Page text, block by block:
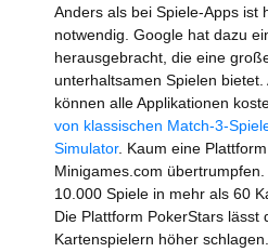
Anders als bei Spiele-Apps ist
notwendig. Google hat dazu
herausgebracht, die eine
unterhaltsamen Spielen
können alle Applikationen
von klassischen Match-3-
Simulator. Kaum eine
Minigames.com
10.000 Spiele in mehr als 60
Die Plattform PokerStars lässt
Kartenspielern höher